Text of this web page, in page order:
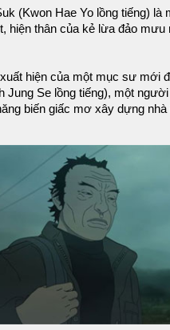
(Kwon Hae Yo lồng tiếng) là
hiện thân của kẻ lừa đảo mưu
hiện của một mục sư mới
Jung Se lồng tiếng), một
biến giấc mơ xây dựng